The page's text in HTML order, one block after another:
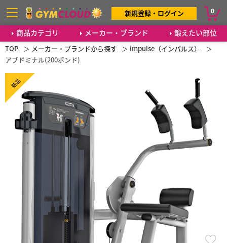
商品カテゴリ メーカー・ブランド 鍛えたい部位
新規登録・ログイン 0
TOP メーカー・ブランドから探す
impulse（インパルス）
アブドミナル(200ポンド)
新品